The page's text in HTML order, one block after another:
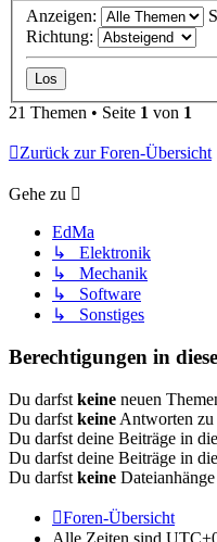
Anzeigen:
Richtung:
21 Themen • Seite 1 von 1
Zurück zur Foren-Übersicht
Gehe zu
EdMa
↳ Elektronik
↳ Mechanik
↳ Software
↳ Sonstiges
Berechtigungen in
Du darfst keine neuen
Du darfst keine Antworten zu
Du darfst deine Beiträge in
Du darfst deine Beiträge in
Du darfst keine
Foren-Übersicht
Alle Zeiten sind